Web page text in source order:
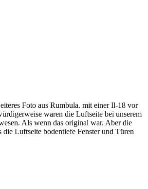
Foto aus Rumbula. mit einer Il-18 vor
waren die Luftseite bei unserem
Als wenn das original war. Aber die
die Luftseite bodentiefe Fenster und Türen